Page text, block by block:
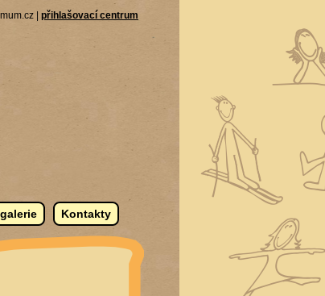
| přihlašovací centrum
Kontakty